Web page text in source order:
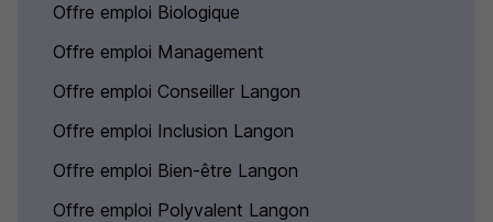
Offre emploi Biologique
Offre emploi Management
Offre emploi Conseiller Langon
Offre emploi Inclusion Langon
Offre emploi Bien-être Langon
Offre emploi Polyvalent Langon